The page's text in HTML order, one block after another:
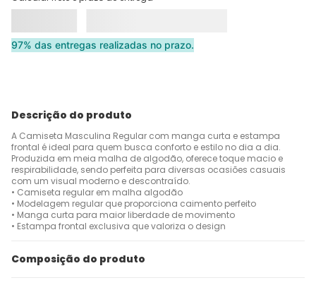
97% das entregas realizadas no prazo.
Descrição do produto
A Camiseta Masculina Regular com manga curta e estampa
frontal é ideal para quem busca conforto e estilo no dia a dia.
Produzida em meia malha de algodão, oferece toque macio e
respirabilidade, sendo perfeita para diversas ocasiões casuais
com um visual moderno e descontraído.
• Camiseta regular em malha algodão
• Modelagem regular que proporciona caimento perfeito
• Manga curta para maior liberdade de movimento
• Estampa frontal exclusiva que valoriza o design
Composição do produto